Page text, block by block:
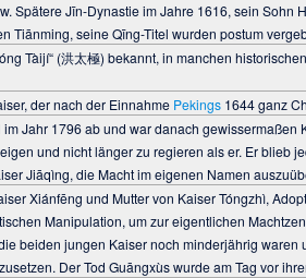
Spätere Jīn-Dynastie im Jahre 1616, sein Sohn
Tiānming, seine Qīng-Titel wurden postum
Tàijí“ (洪太極) bekannt, in manchen
der nach der Einnahme Pekings 1644 ganz
Jahr 1796 ab und war danach gewissermaßen
und nicht länger zu regieren als er. Er blieb
Jiāqìng, die Macht im eigenen Namen
Xiánfēng und Mutter von Kaiser Tóngzhì,
Manipulation, um zur eigentlichen
beiden jungen Kaiser noch minderjährig
Der Tod Guāngxùs wurde am Tag vor